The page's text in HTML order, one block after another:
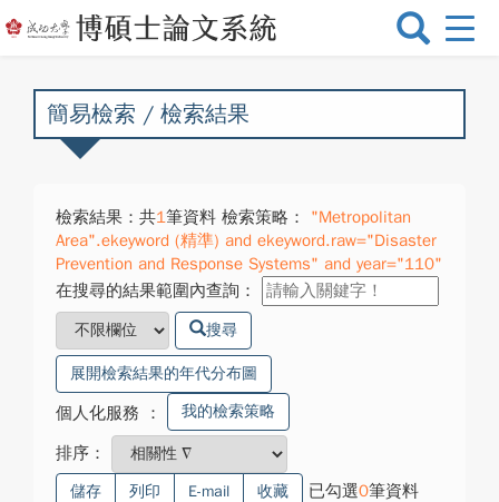
選
換
簡易檢索 / 檢索結果
檢索結果：共1筆資料 檢索策略：
"Metropolitan
Area".ekeyword (精準) and ekeyword.raw="Disaster
Prevention and Response Systems" and year="110"
在搜尋的結果範圍內查詢：
搜尋
展開檢索結果的年代分布圖
個人化服務 ： 我的檢索策略
排序：
儲存 列印 E-mail 收藏 已勾選0筆資料